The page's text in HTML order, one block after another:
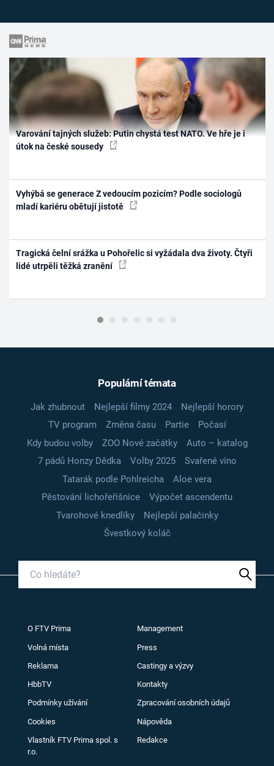
Varování tajných služeb: Putin chystá test NATO. Ve hře je i
útok na české sousedy
Vyhýbá se generace Z vedoucím pozicím? Podle sociologů
mladí kariéru obětují jistotě
Tragická čelní srážka u Pohořelic si vyžádala dva životy. Čtyři
lidé utrpěli těžká zranění
Populární témata
Jak zhubnout Nejlepší filmy 2024
Nejlepší horory
TV program
Změna času Partie
Počasí
Kdy budou volby
ZOO Nové začátky
Auto – katalog
7 pádů Honzy Dědka
Volby 2025
Svařené víno
Tatarák podle Pohlreicha
Aloe vera
Pěstování lichořeřišnice
Výpočet ascendentu
Tvarohové knedlíky
Nejlepší palačinky
Švestkový koláč
O FTV Prima Management
Volná místa Press
Reklama Castingy a výzvy
HbbTV Kontakty
Podmínky užívání Zpracování osobních údajů
Cookies Nápověda
Vlastník FTV Prima spol. s
r.o.
Redakce